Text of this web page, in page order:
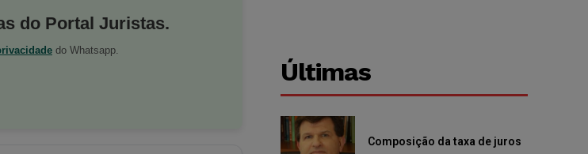
do Portal Juristas.
do Whatsapp.
Últimas
Composição da taxa de juros